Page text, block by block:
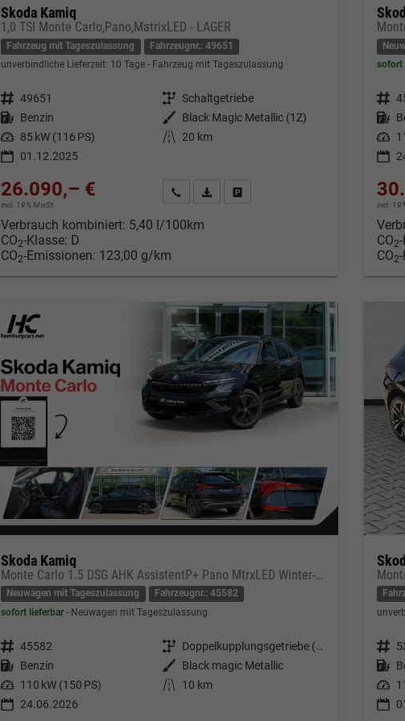
Skoda Kamiq
1,0 TSI Monte Carlo,Pano,MatrixLED - LAGER
Fahrzeug mit Tageszulassung
Fahrzeugnr.: 49651
unverbindliche Lieferzeit: 10 Tage Fahrzeug mit Tageszulassung
Fahrzeugnr. 49651 Getriebe Schaltgetriebe
Kraftstoff Benzin Außenfarbe
Black Magic Metallic (1Z)
Leistung 85 kW (116 PS) Kilometerstand
20 km
01.12.2025
26.090,– €
incl. 19% MwSt.
Kontakt & Angebot anfordern
PDF-Datei, Fahrzeugexposé drucken
Fahrzeug merken/Expose drucken
Verbrauch kombiniert: 5,40 l/100km
CO2-Klasse: D
CO2-Emissionen: 123,00 g/km
sofort
Fahrzeugnr.
Kraftstoff
Leistung
incl.
CO2
CO2
Skoda Kamiq
Monte Carlo 1.5 DSG AHK AssistentP+ Pano MtrxLED Winter-Premium SafetyP
Neuwagen mit Tageszulassung
Fahrzeugnr.: 45582
sofort lieferbar
Neuwagen mit Tageszulassung
Fahrzeugnr. 45582 Getriebe
Doppelkupplungsgetriebe (DSG)
Kraftstoff Benzin Außenfarbe
Black magic Metallic
Leistung 110 kW (150 PS) Kilometerstand
10 km
24.06.2026
Fahrzeugnr.
Kraftstoff
Leistung